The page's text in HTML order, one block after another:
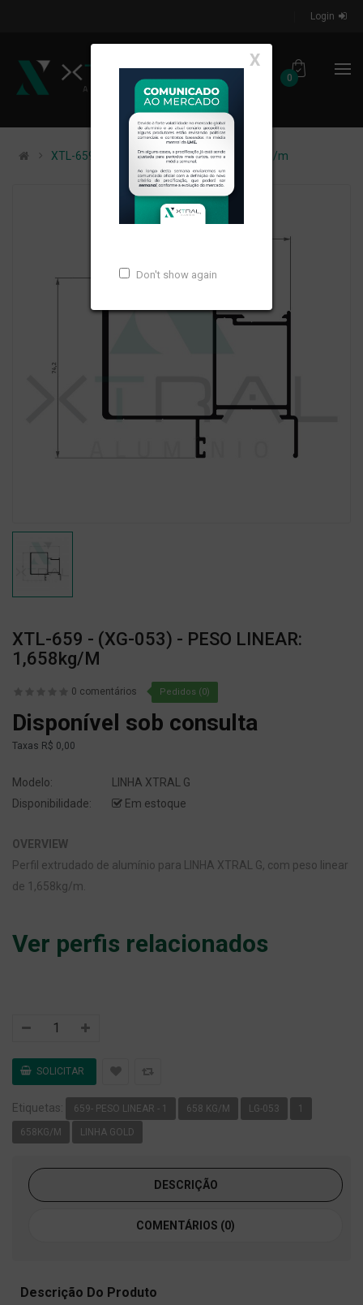
Login
0
X
Don't show again
XTL-659 - (XG-053) - PESO LINEAR: 1,658kg/m
XTL-659 - (XG-053) - PESO LINEAR:
1,658kg/m
0 comentários Pedidos (0)
Disponível sob consulta
Taxas R$ 0,00
Modelo:
LINHA XTRAL G
Disponibilidade:
Em estoque
OVERVIEW
Perfil extrudado de alumínio para LINHA XTRAL G, com peso linear
de 1,658kg/m.
Ver perfis relacionados
Etiquetas: 659- PESO LINEAR - 1 658 KG/M LG-053 1
658KG/M LINHA GOLD
DESCRIÇÃO
COMENTÁRIOS (0)
Descrição Do Produto